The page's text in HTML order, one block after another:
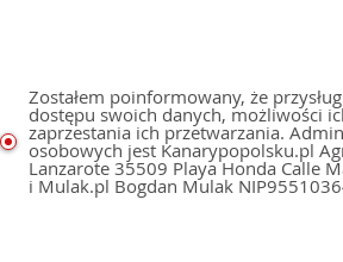
Zostałem poinformowany, że
dostępu swoich danych, możliwości
zaprzestania ich przetwarzania.
osobowych jest Kanarypopolsku.pl Agnieszka Mulak,
Lanzarote 35509 Playa Honda Calle Mastil 49 NIE: Y6078531V
i Mulak.pl Bogdan Mulak